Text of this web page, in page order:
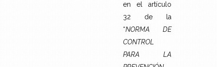
en el artículo
32 de la
“NORMA DE
CONTROL
PARA LA